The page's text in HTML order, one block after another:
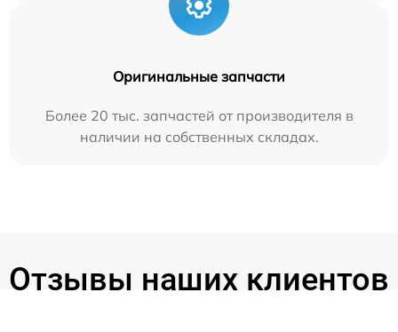
Оригинальные запчасти
Более 20 тыс. запчастей от производителя в
наличии на собственных складах.
Отзывы наших клиентов